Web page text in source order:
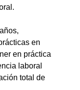
en
en práctica
laboral
total de